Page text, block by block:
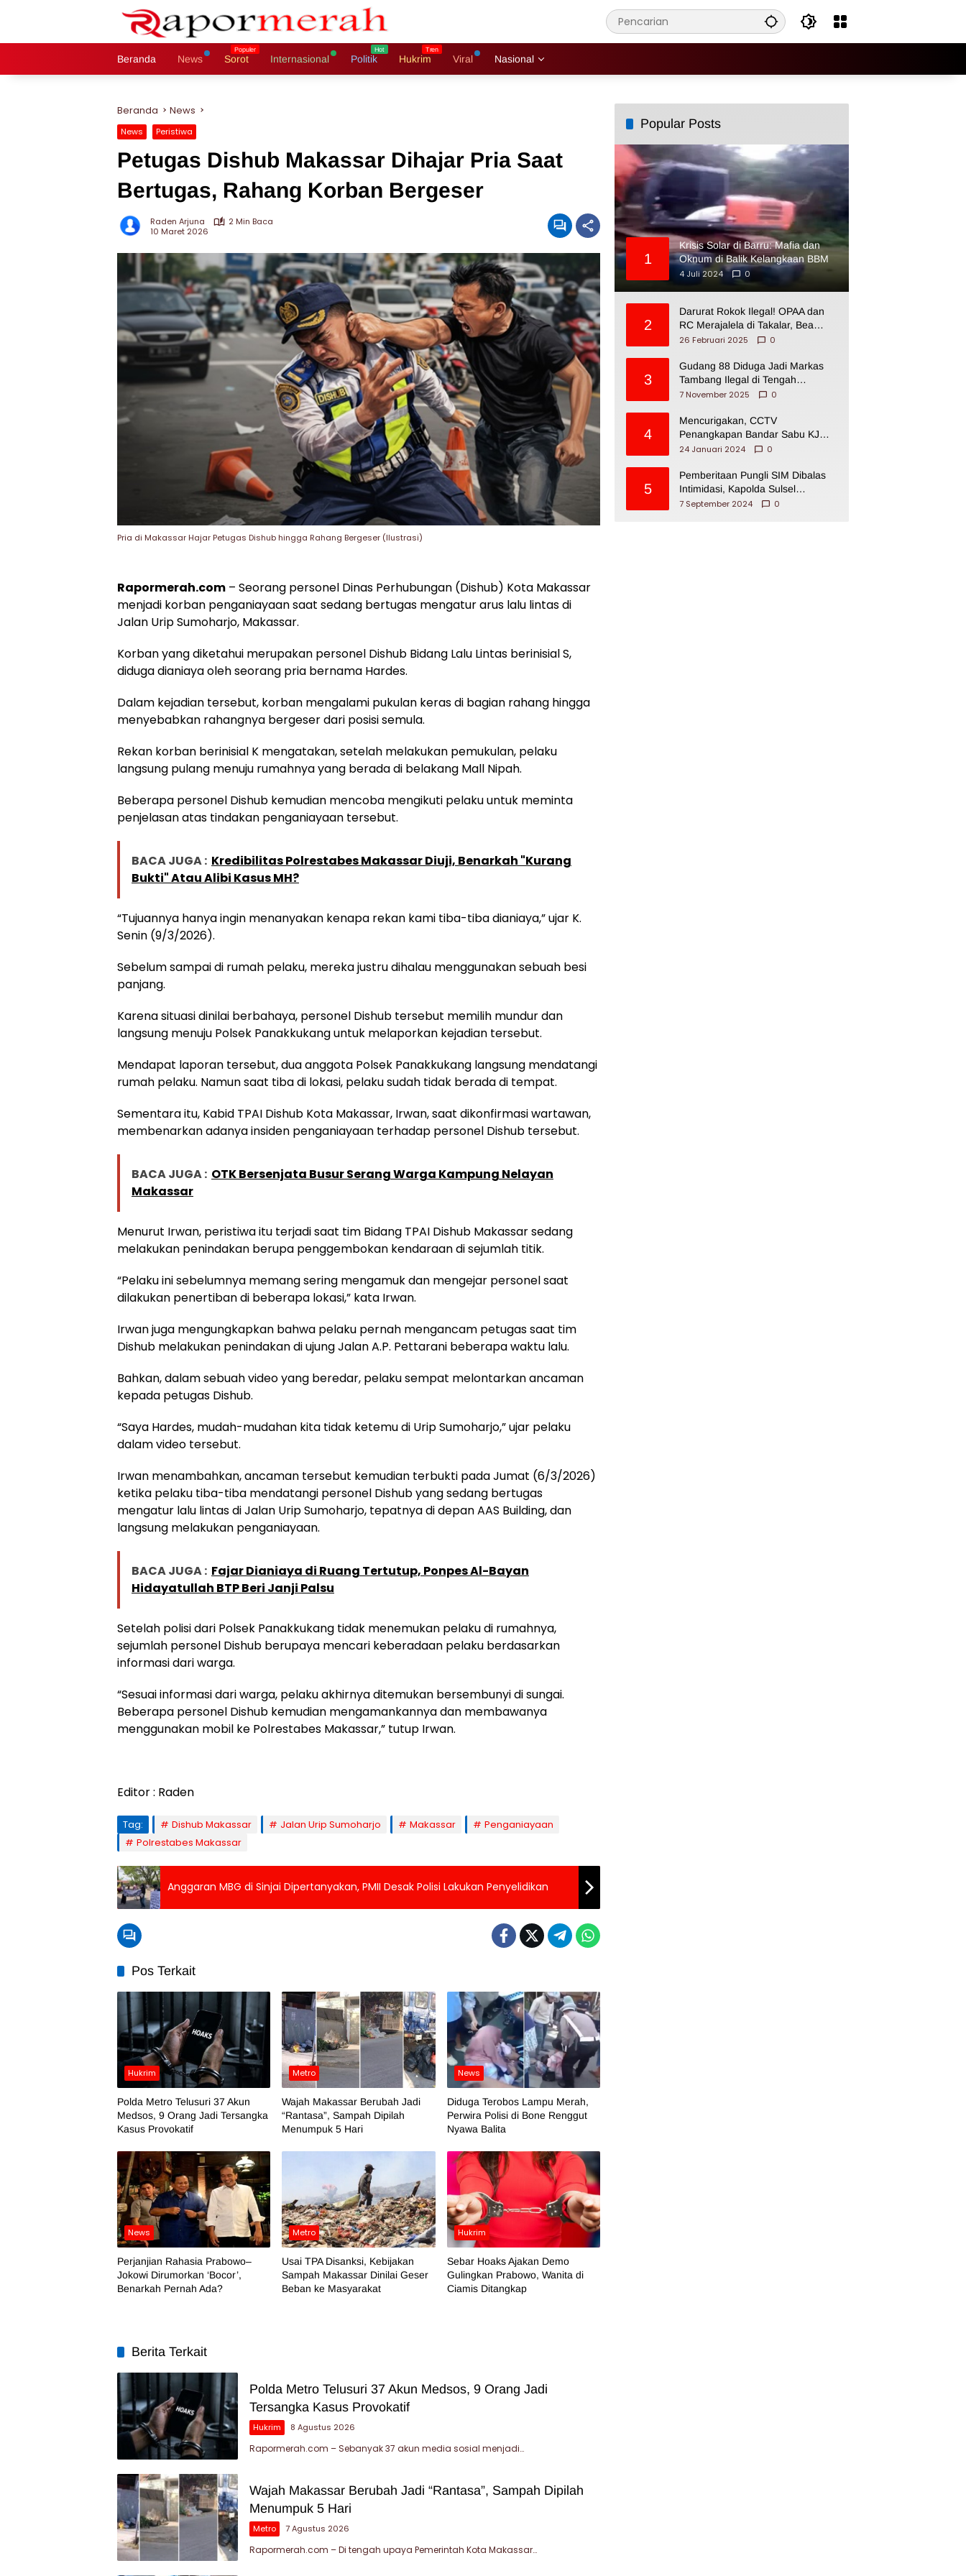
Beranda News Sorot Internasional Politik Hukrim Viral Nasional
Beranda News
News Peristiwa
Petugas Dishub Makassar Dihajar Pria Saat
Bertugas, Rahang Korban Bergeser
Raden Arjuna
2 Min Baca
10 Maret 2026
Pria di Makassar Hajar Petugas Dishub hingga Rahang Bergeser (Ilustrasi)
Rapormerah.com – Seorang personel Dinas Perhubungan (Dishub) Kota Makassar
menjadi korban penganiayaan saat sedang bertugas mengatur arus lalu lintas di
Jalan Urip Sumoharjo, Makassar.
Korban yang diketahui merupakan personel Dishub Bidang Lalu Lintas berinisial S,
diduga dianiaya oleh seorang pria bernama Hardes.
Dalam kejadian tersebut, korban mengalami pukulan keras di bagian rahang hingga
menyebabkan rahangnya bergeser dari posisi semula.
Rekan korban berinisial K mengatakan, setelah melakukan pemukulan, pelaku
langsung pulang menuju rumahnya yang berada di belakang Mall Nipah.
Beberapa personel Dishub kemudian mencoba mengikuti pelaku untuk meminta
penjelasan atas tindakan penganiayaan tersebut.
BACA JUGA : Kredibilitas Polrestabes Makassar Diuji, Benarkah "Kurang
Bukti" Atau Alibi Kasus MH?
“Tujuannya hanya ingin menanyakan kenapa rekan kami tiba-tiba dianiaya,” ujar K.
Senin (9/3/2026).
Sebelum sampai di rumah pelaku, mereka justru dihalau menggunakan sebuah besi
panjang.
Karena situasi dinilai berbahaya, personel Dishub tersebut memilih mundur dan
langsung menuju Polsek Panakkukang untuk melaporkan kejadian tersebut.
Mendapat laporan tersebut, dua anggota Polsek Panakkukang langsung mendatangi
rumah pelaku. Namun saat tiba di lokasi, pelaku sudah tidak berada di tempat.
Sementara itu, Kabid TPAI Dishub Kota Makassar, Irwan, saat dikonfirmasi wartawan,
membenarkan adanya insiden penganiayaan terhadap personel Dishub tersebut.
BACA JUGA : OTK Bersenjata Busur Serang Warga Kampung Nelayan
Makassar
Menurut Irwan, peristiwa itu terjadi saat tim Bidang TPAI Dishub Makassar sedang
melakukan penindakan berupa penggembokan kendaraan di sejumlah titik.
“Pelaku ini sebelumnya memang sering mengamuk dan mengejar personel saat
dilakukan penertiban di beberapa lokasi,” kata Irwan.
Irwan juga mengungkapkan bahwa pelaku pernah mengancam petugas saat tim
Dishub melakukan penindakan di ujung Jalan A.P. Pettarani beberapa waktu lalu.
Bahkan, dalam sebuah video yang beredar, pelaku sempat melontarkan ancaman
kepada petugas Dishub.
“Saya Hardes, mudah-mudahan kita tidak ketemu di Urip Sumoharjo,” ujar pelaku
dalam video tersebut.
Irwan menambahkan, ancaman tersebut kemudian terbukti pada Jumat (6/3/2026)
ketika pelaku tiba-tiba mendatangi personel Dishub yang sedang bertugas
mengatur lalu lintas di Jalan Urip Sumoharjo, tepatnya di depan AAS Building, dan
langsung melakukan penganiayaan.
BACA JUGA : Fajar Dianiaya di Ruang Tertutup, Ponpes Al-Bayan
Hidayatullah BTP Beri Janji Palsu
Setelah polisi dari Polsek Panakkukang tidak menemukan pelaku di rumahnya,
sejumlah personel Dishub berupaya mencari keberadaan pelaku berdasarkan
informasi dari warga.
“Sesuai informasi dari warga, pelaku akhirnya ditemukan bersembunyi di sungai.
Beberapa personel Dishub kemudian mengamankannya dan membawanya
menggunakan mobil ke Polrestabes Makassar,” tutup Irwan.
Editor : Raden
Tag: Dishub Makassar Jalan Urip Sumoharjo Makassar
Penganiayaan
Polrestabes Makassar
Anggaran MBG di Sinjai Dipertanyakan, PMII Desak Polisi Lakukan Penyelidikan
Pos Terkait
Hukrim
Polda Metro Telusuri 37 Akun
Medsos, 9 Orang Jadi Tersangka
Kasus Provokatif
Metro
Wajah Makassar Berubah Jadi
“Rantasa”, Sampah Dipilah
Menumpuk 5 Hari
News
Diduga Terobos Lampu Merah,
Perwira Polisi di Bone Renggut
Nyawa Balita
News
Perjanjian Rahasia Prabowo–
Jokowi Dirumorkan ‘Bocor’,
Benarkah Pernah Ada?
Metro
Usai TPA Disanksi, Kebijakan
Sampah Makassar Dinilai Geser
Beban ke Masyarakat
Hukrim
Sebar Hoaks Ajakan Demo
Gulingkan Prabowo, Wanita di
Ciamis Ditangkap
Berita Terkait
Polda Metro Telusuri 37 Akun Medsos, 9 Orang Jadi
Tersangka Kasus Provokatif
Hukrim 8 Agustus 2026
Rapormerah.com – Sebanyak 37 akun media sosial menjadi…
Wajah Makassar Berubah Jadi “Rantasa”, Sampah Dipilah
Menumpuk 5 Hari
Metro 7 Agustus 2026
Rapormerah.com – Di tengah upaya Pemerintah Kota Makassar…
Popular Posts
1
Krisis Solar di Barru: Mafia dan
Oknum di Balik Kelangkaan BBM
4 Juli 2024
0
2
Darurat Rokok Ilegal! OPAA dan
RC Merajalela di Takalar, Bea
Cukai Impoten
26 Februari 2025 0
3
Gudang 88 Diduga Jadi Markas
Tambang Ilegal di Tengah
Permukiman Warga Makassar
7 November 2025 0
4
Mencurigakan, CCTV
Penangkapan Bandar Sabu KJ
Disita Oknum BNNP Sulsel
24 Januari 2024 0
5
Pemberitaan Pungli SIM Dibalas
Intimidasi, Kapolda Sulsel
Dikecam PJI Sulsel
7 September 2024 0